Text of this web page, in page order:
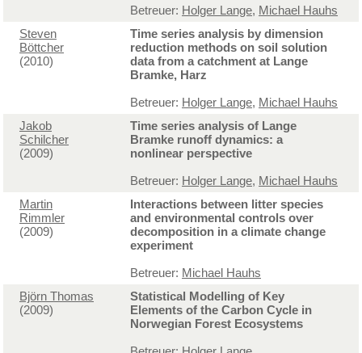
Betreuer: Holger Lange, Michael Hauhs
Steven
Böttcher
(2010)
Time series analysis by dimension
reduction methods on soil solution
data from a catchment at Lange
Bramke, Harz
Betreuer: Holger Lange, Michael Hauhs
Jakob
Schilcher
(2009)
Time series analysis of Lange
Bramke runoff dynamics: a
nonlinear perspective
Betreuer: Holger Lange, Michael Hauhs
Martin
Rimmler
(2009)
Interactions between litter species
and environmental controls over
decomposition in a climate change
experiment
Betreuer: Michael Hauhs
Björn Thomas
(2009)
Statistical Modelling of Key
Elements of the Carbon Cycle in
Norwegian Forest Ecosystems